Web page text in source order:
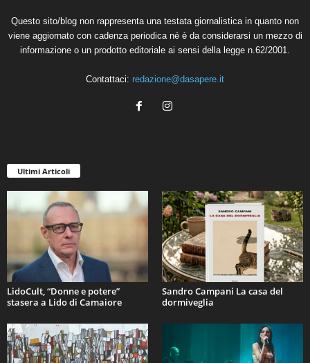
Questo sito/blog non rappresenta una testata giornalistica in quanto non
viene aggiornato con cadenza periodica né è da considerarsi un mezzo di
informazione o un prodotto editoriale ai sensi della legge n.62/2001.
Contattaci: redazione@dasapere.it
Ultimi Articoli
LidoCult, “Donne e potere”
stasera a Lido di Camaiore
Sandro Campani La casa del
dormiveglia